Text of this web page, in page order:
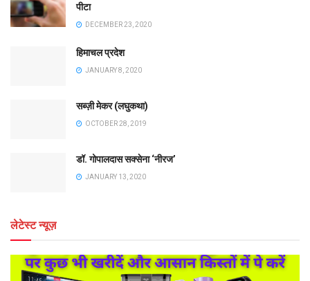
पीटा
DECEMBER 23, 2020
हिमाचल प्रदेश
JANUARY 8, 2020
सब्ज़ी मेकर (लघुकथा)
OCTOBER 28, 2019
डॉ. गोपालदास सक्सेना ‘नीरज’
JANUARY 13, 2020
लेटेस्ट न्यूज़